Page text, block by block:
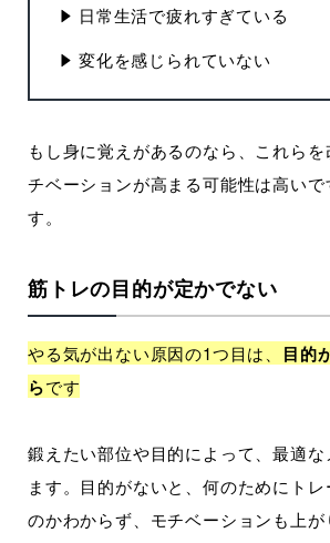
日常生活で疲れすぎている
変化を感じられていない
もし身に覚えがあるのなら、これら
チベーションが高まる可能性は高いで
す。
筋トレの目的が定かでない
やる気が出ない原因の1つ目は、 目的
らです
鍛えたい部位や目的によって、最適な
ます。目的がないと、何のためにト
のかわからず、モチベーションも上が